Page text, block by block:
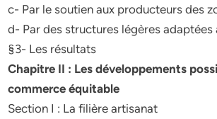
c- Par le soutien aux producteurs des
d- Par des structures légères adaptées
§3- Les résultats
Chapitre II : Les développements
commerce équitable
Section I : La filière artisanat